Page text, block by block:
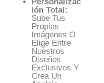
Personalizac
Ión Total:
Sube Tus
Propias
Imágenes O
Elige Entre
Nuestros
Diseños
Exclusivos Y
Crea Un